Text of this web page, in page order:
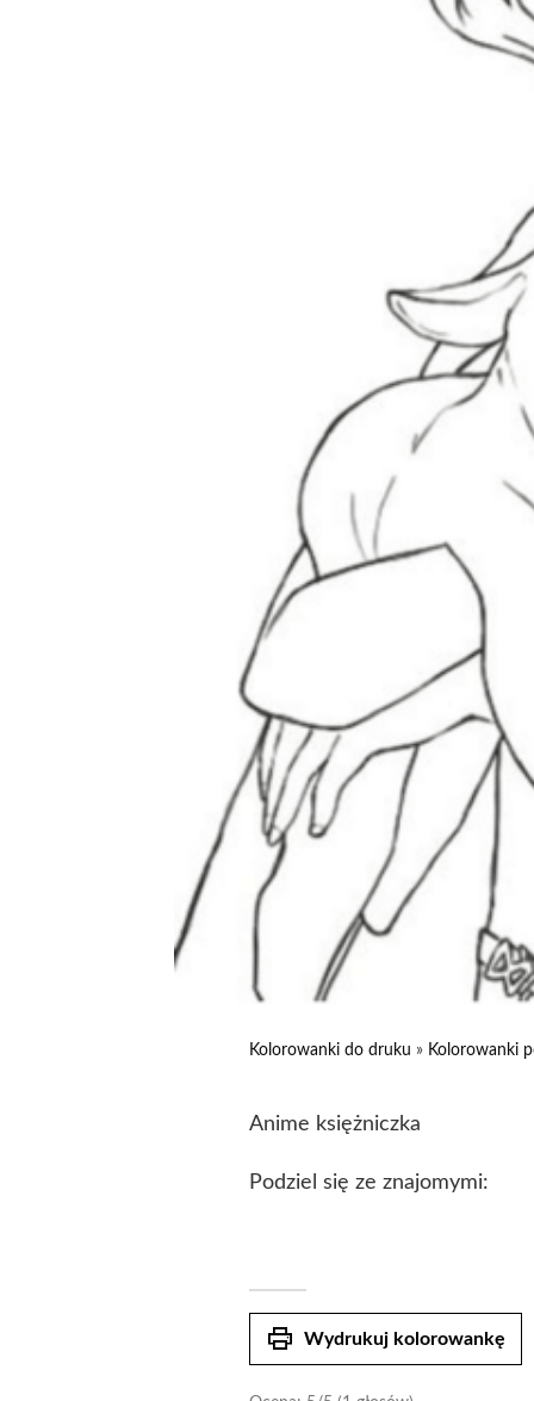
Kolorowanki do druku » Kolorowanki
Anime księżniczka
Podziel się ze znajomymi:
print Wydrukuj kolorowankę